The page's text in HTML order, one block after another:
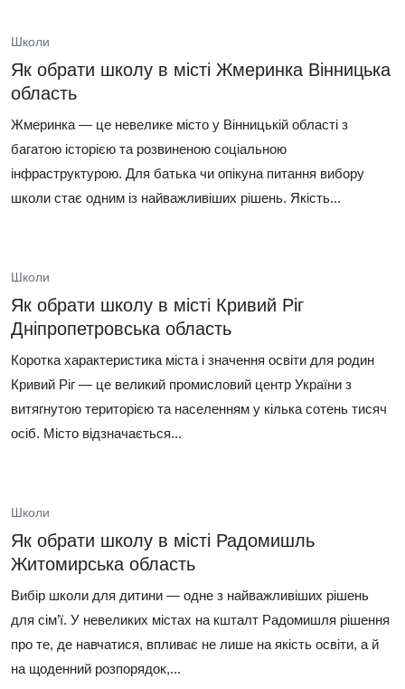
Школи
Як обрати школу в місті Жмеринка Вінницька
область
Жмеринка — це невелике місто у Вінницькій області з
багатою історією та розвиненою соціальною
інфраструктурою. Для батька чи опікуна питання вибору
школи стає одним із найважливіших рішень. Якість...
Школи
Як обрати школу в місті Кривий Ріг
Дніпропетровська область
Коротка характеристика міста і значення освіти для родин
Кривий Ріг — це великий промисловий центр України з
витягнутою територією та населенням у кілька сотень тисяч
осіб. Місто відзначається...
Школи
Як обрати школу в місті Радомишль
Житомирська область
Вибір школи для дитини — одне з найважливіших рішень
для сім’ї. У невеликих містах на кшталт Радомишля рішення
про те, де навчатися, впливає не лише на якість освіти, а й
на щоденний розпорядок,...